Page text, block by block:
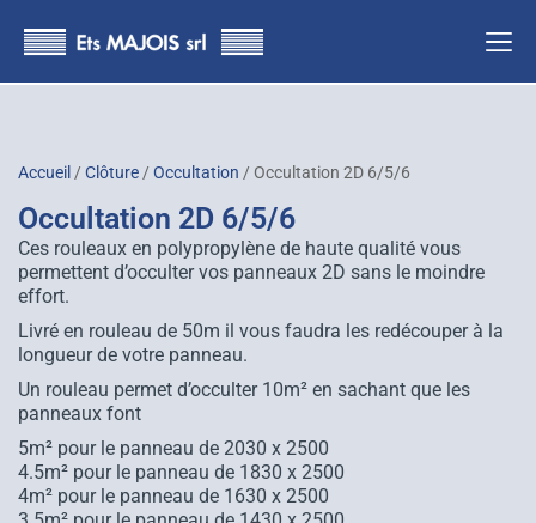
Accueil / Clôture / Occultation / Occultation 2D 6/5/6
Occultation 2D 6/5/6
Ces rouleaux en polypropylène de haute qualité vous
permettent d’occulter vos panneaux 2D sans le moindre
effort.
Livré en rouleau de 50m il vous faudra les redécouper à la
longueur de votre panneau.
Un rouleau permet d’occulter 10m² en sachant que les
panneaux font
5m² pour le panneau de 2030 x 2500
4.5m² pour le panneau de 1830 x 2500
4m² pour le panneau de 1630 x 2500